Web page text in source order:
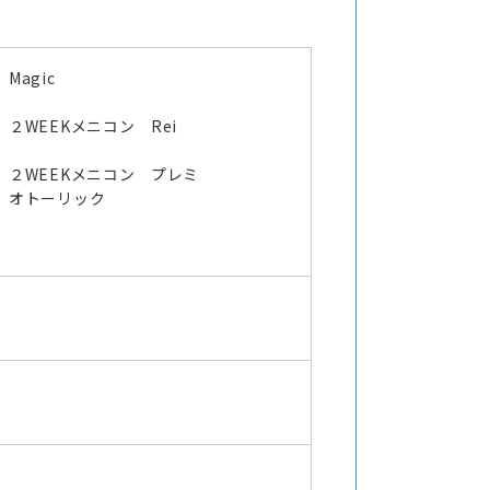
Magic
２WEEKメニコン Rei
２WEEKメニコン プレミ
オトーリック